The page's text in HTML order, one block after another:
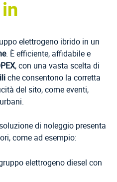
elettrogeno ibrido in un
. È efficiente, affidabile e
, con una vasta scelta di
che consentono la corretta
del sito, come eventi,
di noleggio presenta
come ad esempio:
elettrogeno diesel con